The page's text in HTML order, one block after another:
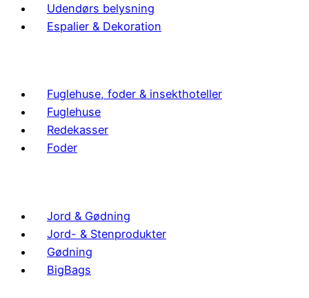
Udendørs belysning
Espalier & Dekoration
Fuglehuse, foder & insekthoteller
Fuglehuse
Redekasser
Foder
Jord & Gødning
Jord- & Stenprodukter
Gødning
BigBags